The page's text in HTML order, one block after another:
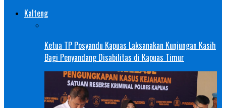
Kalteng
Ketua TP Posyandu Kapuas Laksanakan Kunjungan Kasih
Bagi Penyandang Disabilitas di Kapuas Timur